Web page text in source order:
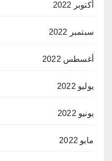
أكتوبر 2022
سبتمبر 2022
أغسطس 2022
يوليو 2022
يونيو 2022
مايو 2022